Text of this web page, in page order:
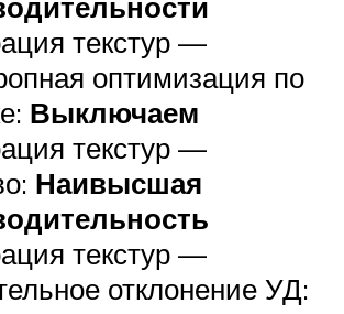
текстур —
оптимизация по
Выключаем
текстур —
Наивысшая
текстур —
отклонение УД: